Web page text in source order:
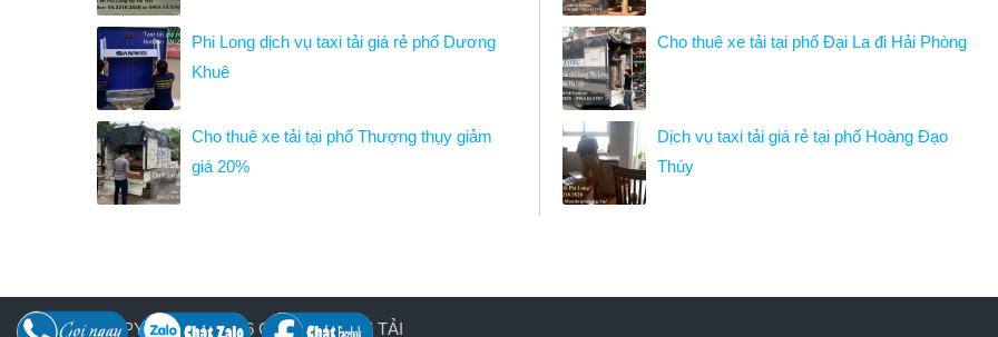
Phi Long dịch vụ taxi tải giá rẻ phố Dương
Khuê
Cho thuê xe tải tại phố Thượng thụy giảm
giá 20%
Cho thuê xe tải tại phố Đại La đi Hải Phòng
Dịch vụ taxi tải giá rẻ tại phố Hoàng Đạo
Thúy
COPYRIGHT © 2026 CHO THUÊ XE TẢI